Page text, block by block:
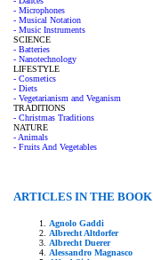
- Microphones
- Musical Notation
- Music Instruments
SCIENCE
- Batteries
- Nanotechnology
LIFESTYLE
- Cosmetics
- Diets
- Vegetarianism and Veganism
TRADITIONS
- Christmas Traditions
NATURE
- Animals
- Fruits And Vegetables
ARTICLES IN THE BOOK
Agnolo Gaddi
Albrecht Altdorfer
Albrecht Duerer
Alessandro Magnasco